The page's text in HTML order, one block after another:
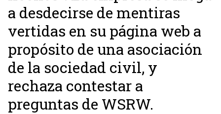
a desdecirse de mentiras
vertidas en su página web a
propósito de una asociación
de la sociedad civil, y
rechaza contestar a
preguntas de WSRW.